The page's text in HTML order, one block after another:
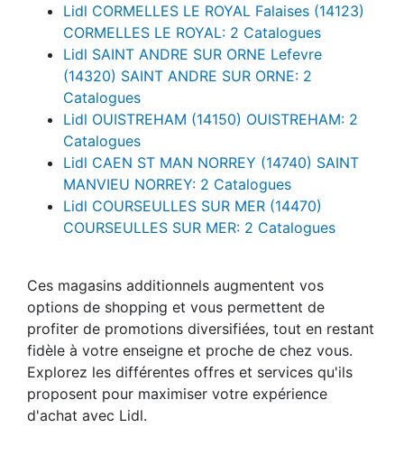
Lidl CORMELLES LE ROYAL Falaises (14123)
CORMELLES LE ROYAL: 2 Catalogues
Lidl SAINT ANDRE SUR ORNE Lefevre
(14320) SAINT ANDRE SUR ORNE: 2
Catalogues
Lidl OUISTREHAM (14150) OUISTREHAM: 2
Catalogues
Lidl CAEN ST MAN NORREY (14740) SAINT
MANVIEU NORREY: 2 Catalogues
Lidl COURSEULLES SUR MER (14470)
COURSEULLES SUR MER: 2 Catalogues
Ces magasins additionnels augmentent vos
options de shopping et vous permettent de
profiter de promotions diversifiées, tout en restant
fidèle à votre enseigne et proche de chez vous.
Explorez les différentes offres et services qu'ils
proposent pour maximiser votre expérience
d'achat avec Lidl.